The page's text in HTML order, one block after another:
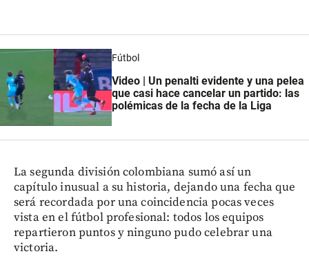
Fútbol
Video | Un penalti evidente y una pelea
que casi hace cancelar un partido: las
polémicas de la fecha de la Liga
La segunda división colombiana sumó así un
capítulo inusual a su historia, dejando una fecha que
será recordada por una coincidencia pocas veces
vista en el fútbol profesional: todos los equipos
repartieron puntos y ninguno pudo celebrar una
victoria.